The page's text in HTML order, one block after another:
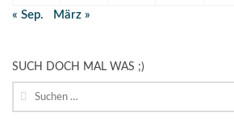
« Sep.
März »
SUCH DOCH MAL WAS ;)
Suche
nach: